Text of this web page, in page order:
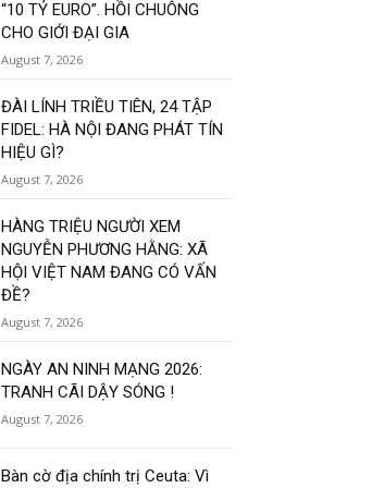
“10 TỶ EURO”. HỒI CHUÔNG
CHO GIỚI ĐẠI GIA
August 7, 2026
ĐÀI LÍNH TRIỀU TIÊN, 24 TẬP
FIDEL: HÀ NỘI ĐANG PHÁT TÍN
HIỆU GÌ?
August 7, 2026
HÀNG TRIỆU NGƯỜI XEM
NGUYỄN PHƯƠNG HẰNG: XÃ
HỘI VIỆT NAM ĐANG CÓ VẤN
ĐỀ?
August 7, 2026
NGÀY AN NINH MẠNG 2026:
TRANH CÃI DẬY SÓNG !
August 7, 2026
Bàn cờ địa chính trị Ceuta: Vì